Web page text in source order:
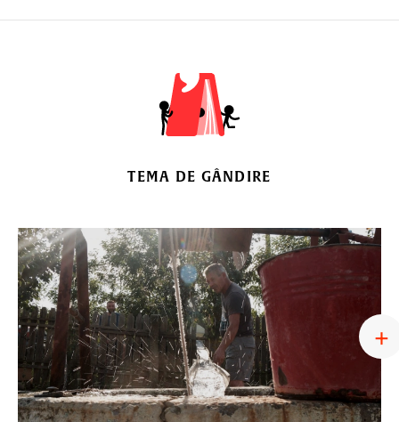
TEMA DE GÂNDIRE